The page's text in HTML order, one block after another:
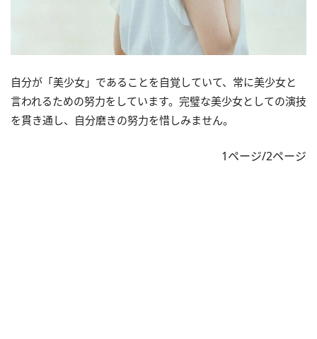
自分が「美少女」であることを自覚していて、常に美少女と
言われるための努力をしています。完璧な美少女としての演技
を貫き通し、自分磨きの努力を惜しみません。
1ページ/2ページ